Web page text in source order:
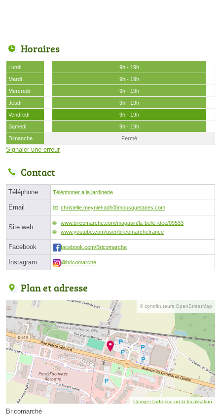
Horaires
Lundi
9h - 19h
Mardi
9h - 19h
Mercredi
9h - 19h
Jeudi
9h - 19h
Vendredi
9h - 19h
Samedi
9h - 19h
Dimanche
Fermé
Signaler une erreur
Contact
Téléphone Téléphoner à la jardinerie
Email christelle.meyniel-adhⓐmousquetaires.com
Site web
www.bricomarche.com/magasin/la-belle-idee/09533
www.youtube.com/user/bricomarchefrance
Facebook facebook.com/Bricomarche
Instagram @bricomarche
Plan et adresse
© contributeurs OpenStreetMap
Corriger l’adresse ou la localisation
Bricomarché